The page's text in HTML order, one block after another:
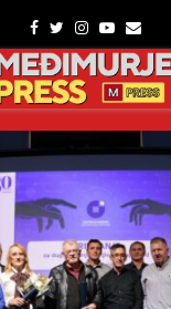
Facebook
TwitterInstagram
Youtube
Email